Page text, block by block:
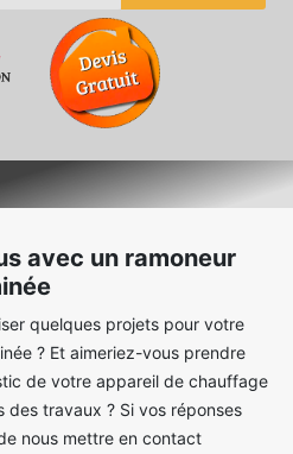
avec un ramoneur
quelques projets pour votre
? Et aimeriez-vous prendre
de votre appareil de chauffage
travaux ? Si vos réponses
nous mettre en contact